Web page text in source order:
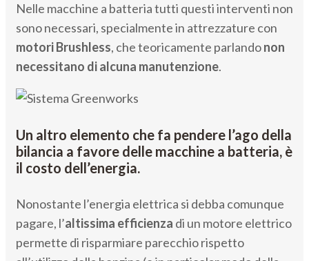
Nelle macchine a batteria tutti questi interventi non
sono necessari, specialmente in attrezzature con
motori Brushless, che teoricamente parlandonon
necessitano di alcuna manutenzione.
Un altro elemento che fa pendere l’ago della
bilancia a favore delle macchine a batteria, è
il costo dell’energia.
Nonostante l’energia elettrica si debba comunque
pagare, l’altissima efficienza di un motore elettrico
permette di risparmiare parecchio rispetto